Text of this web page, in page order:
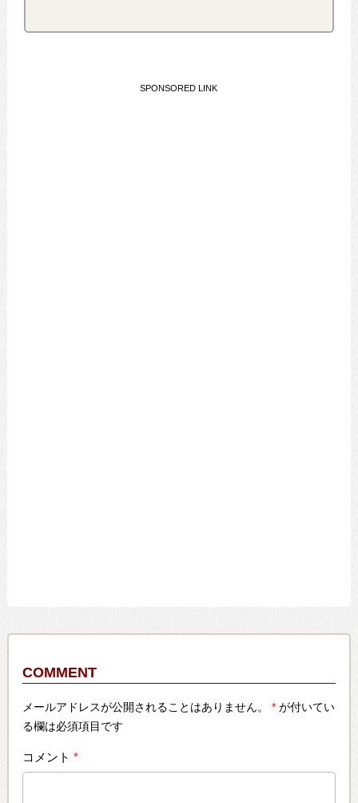
SPONSORED LINK
COMMENT
メールアドレスが公開されることはありません。 * が付いてい
る欄は必須項目です
コメント*